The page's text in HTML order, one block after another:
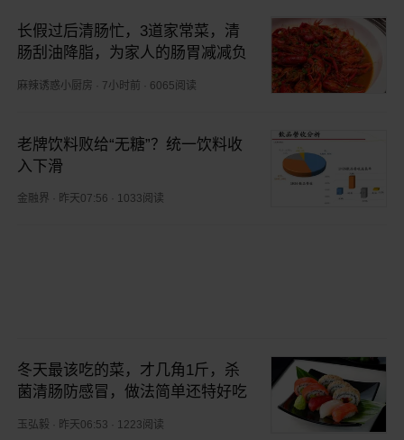
长假过后清肠忙，3道家常菜，清
肠刮油降脂，为家人的肠胃减减负
麻辣诱惑小厨房 7小时前 6065阅读
老牌饮料败给“无糖”？统一饮料收
入下滑
金融界 昨天07:56 1033阅读
冬天最该吃的菜，才几角1斤，杀
菌清肠防感冒，做法简单还特好吃
玉弘毅 昨天06:53 1223阅读